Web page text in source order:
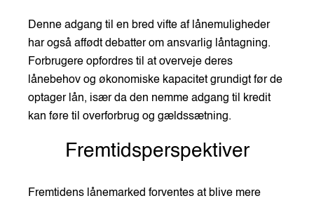
Denne adgang til en bred vifte af lånemuligheder
har også affødt debatter om ansvarlig låntagning.
Forbrugere opfordres til at overveje deres
lånebehov og økonomiske kapacitet grundigt før de
optager lån, især da den nemme adgang til kredit
kan føre til overforbrug og gældssætning.
Fremtidsperspektiver
Fremtidens lånemarked forventes at blive mere